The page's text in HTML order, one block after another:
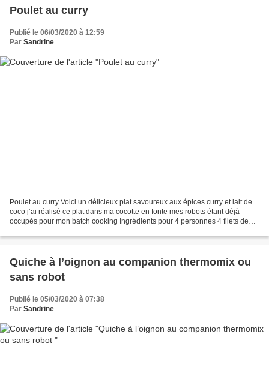
Poulet au curry
Publié le 06/03/2020 à 12:59
Par Sandrine
Poulet au curry Voici un délicieux plat savoureux aux épices curry et lait de
coco j’ai réalisé ce plat dans ma cocotte en fonte mes robots étant déjà
occupés pour mon batch cooking Ingrédients pour 4 personnes 4 filets de
Quiche à l’oignon au companion thermomix ou
sans robot
Publié le 05/03/2020 à 07:38
Par Sandrine